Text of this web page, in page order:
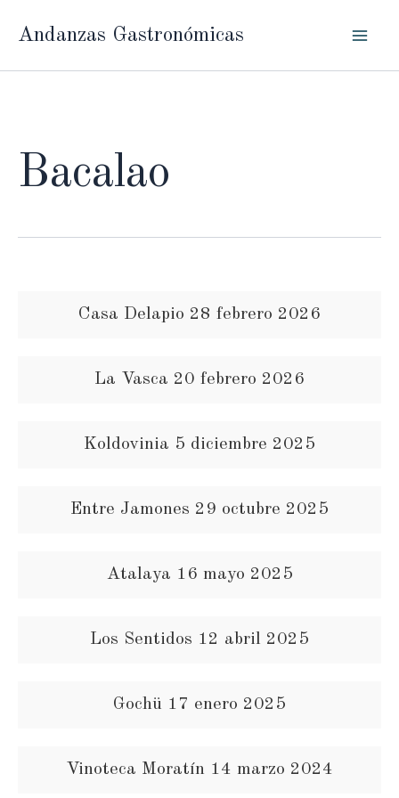
Andanzas Gastronómicas
Bacalao
Casa Delapio 28 febrero 2026
La Vasca 20 febrero 2026
Koldovinia 5 diciembre 2025
Entre Jamones 29 octubre 2025
Atalaya 16 mayo 2025
Los Sentidos 12 abril 2025
Gochü 17 enero 2025
Vinoteca Moratín 14 marzo 2024